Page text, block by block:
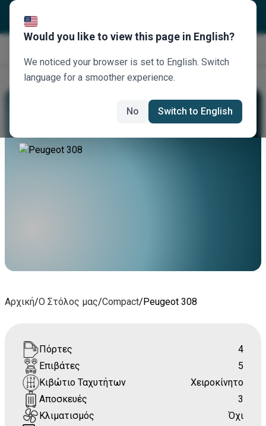
Νοικιάστε Ένα Peugeot 308
Αρχική/Ο Στόλος μας/Compact/Peugeot 308
Πόρτες
4
Επιβάτες
5
Κιβώτιο Ταχυτήτων
Χειροκίνητο
Αποσκευές
3
Κλιματισμός
Όχι
Would you like to view this page in English?
We noticed your browser is set to English. Switch
language for a smoother experience.
No Switch to English